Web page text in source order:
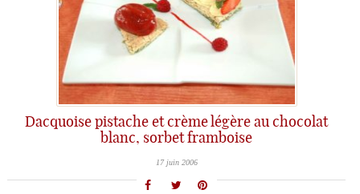
Dacquoise pistache et crème légère au chocolat
blanc, sorbet framboise
17 juin 2006